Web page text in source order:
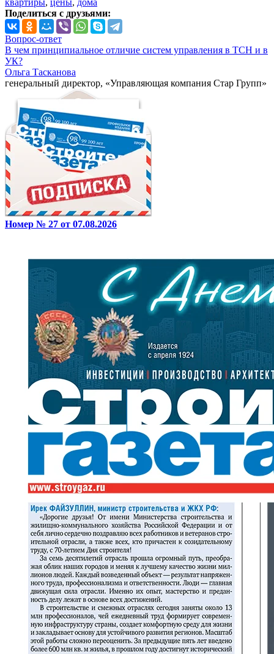
квартиры, цены, дома
Поделиться с друзьями:
Вопрос-ответ
В чем принципиальное отличие систем управления в ТСН и в
УК?
Ольга Тасканова
генеральный директор, «Управляющая компания Стар Групп»
Номер № 27 от 07.08.2026